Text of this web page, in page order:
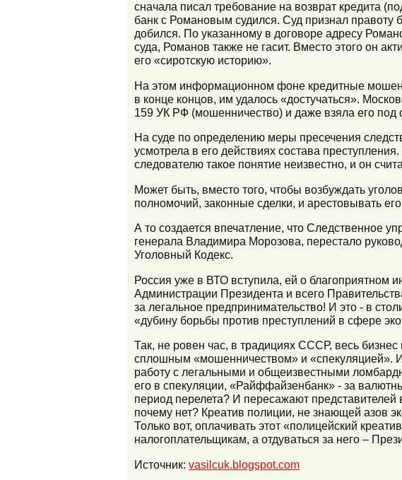
сначала писал требование на возврат кредита
банк с Романовым судился. Суд признал правоту
добился. По указанному в договоре адресу
суда, Романов также не гасит. Вместо этого он
его «сиротскую историю».
На этом информационном фоне кредитные
в конце концов, им удалось «достучаться».
159 УК РФ (мошенничество) и даже взяла его под
На суде по определению меры пресечения
усмотрела в его действиях состава
следователю такое понятие неизвестно, и он
Может быть, вместо того, чтобы возбуждать
полномочий, законные сделки, и арестовывать
А то создается впечатление, что Следственное
генерала Владимира Морозова, перестало
Уголовный Кодекс.
Россия уже в ВТО вступила, ей о благоприятном
Администрации Президента и всего
за легальное предпринимательство! И это - в
«дубину борьбы против преступлений в сфере
Так, не ровен час, в традициях СССР, весь
сплошным «мошенничеством» и «спекуляцией». И
работу с легальными и общеизвестными
его в спекуляции, «Райффайзенбанк» - за
период перелета? И пересажают представителей
почему нет? Креатив полиции, не знающей азов
Только вот, оплачивать этот «полицейский
налогоплательщикам, а отдуваться за него –
Источник: vasilcuk.blogspot.com